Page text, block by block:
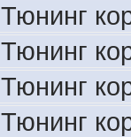
Тюнинг
Тюнинг
Тюнинг
Тюнинг